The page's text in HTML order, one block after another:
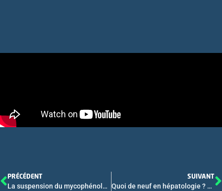
PRÉCÉDENT
La suspension du mycophénolate mofétil augmente la réponse vaccinale du SARS-CoV-2 chez les greffés hépatiques
SUIVANT
Quoi de neuf en hépatologie ? Hépatite auto immune, maladies inflammatoires de voies biliaires, hépatite delta – Webconférence AFEF 2023 – Partie 2